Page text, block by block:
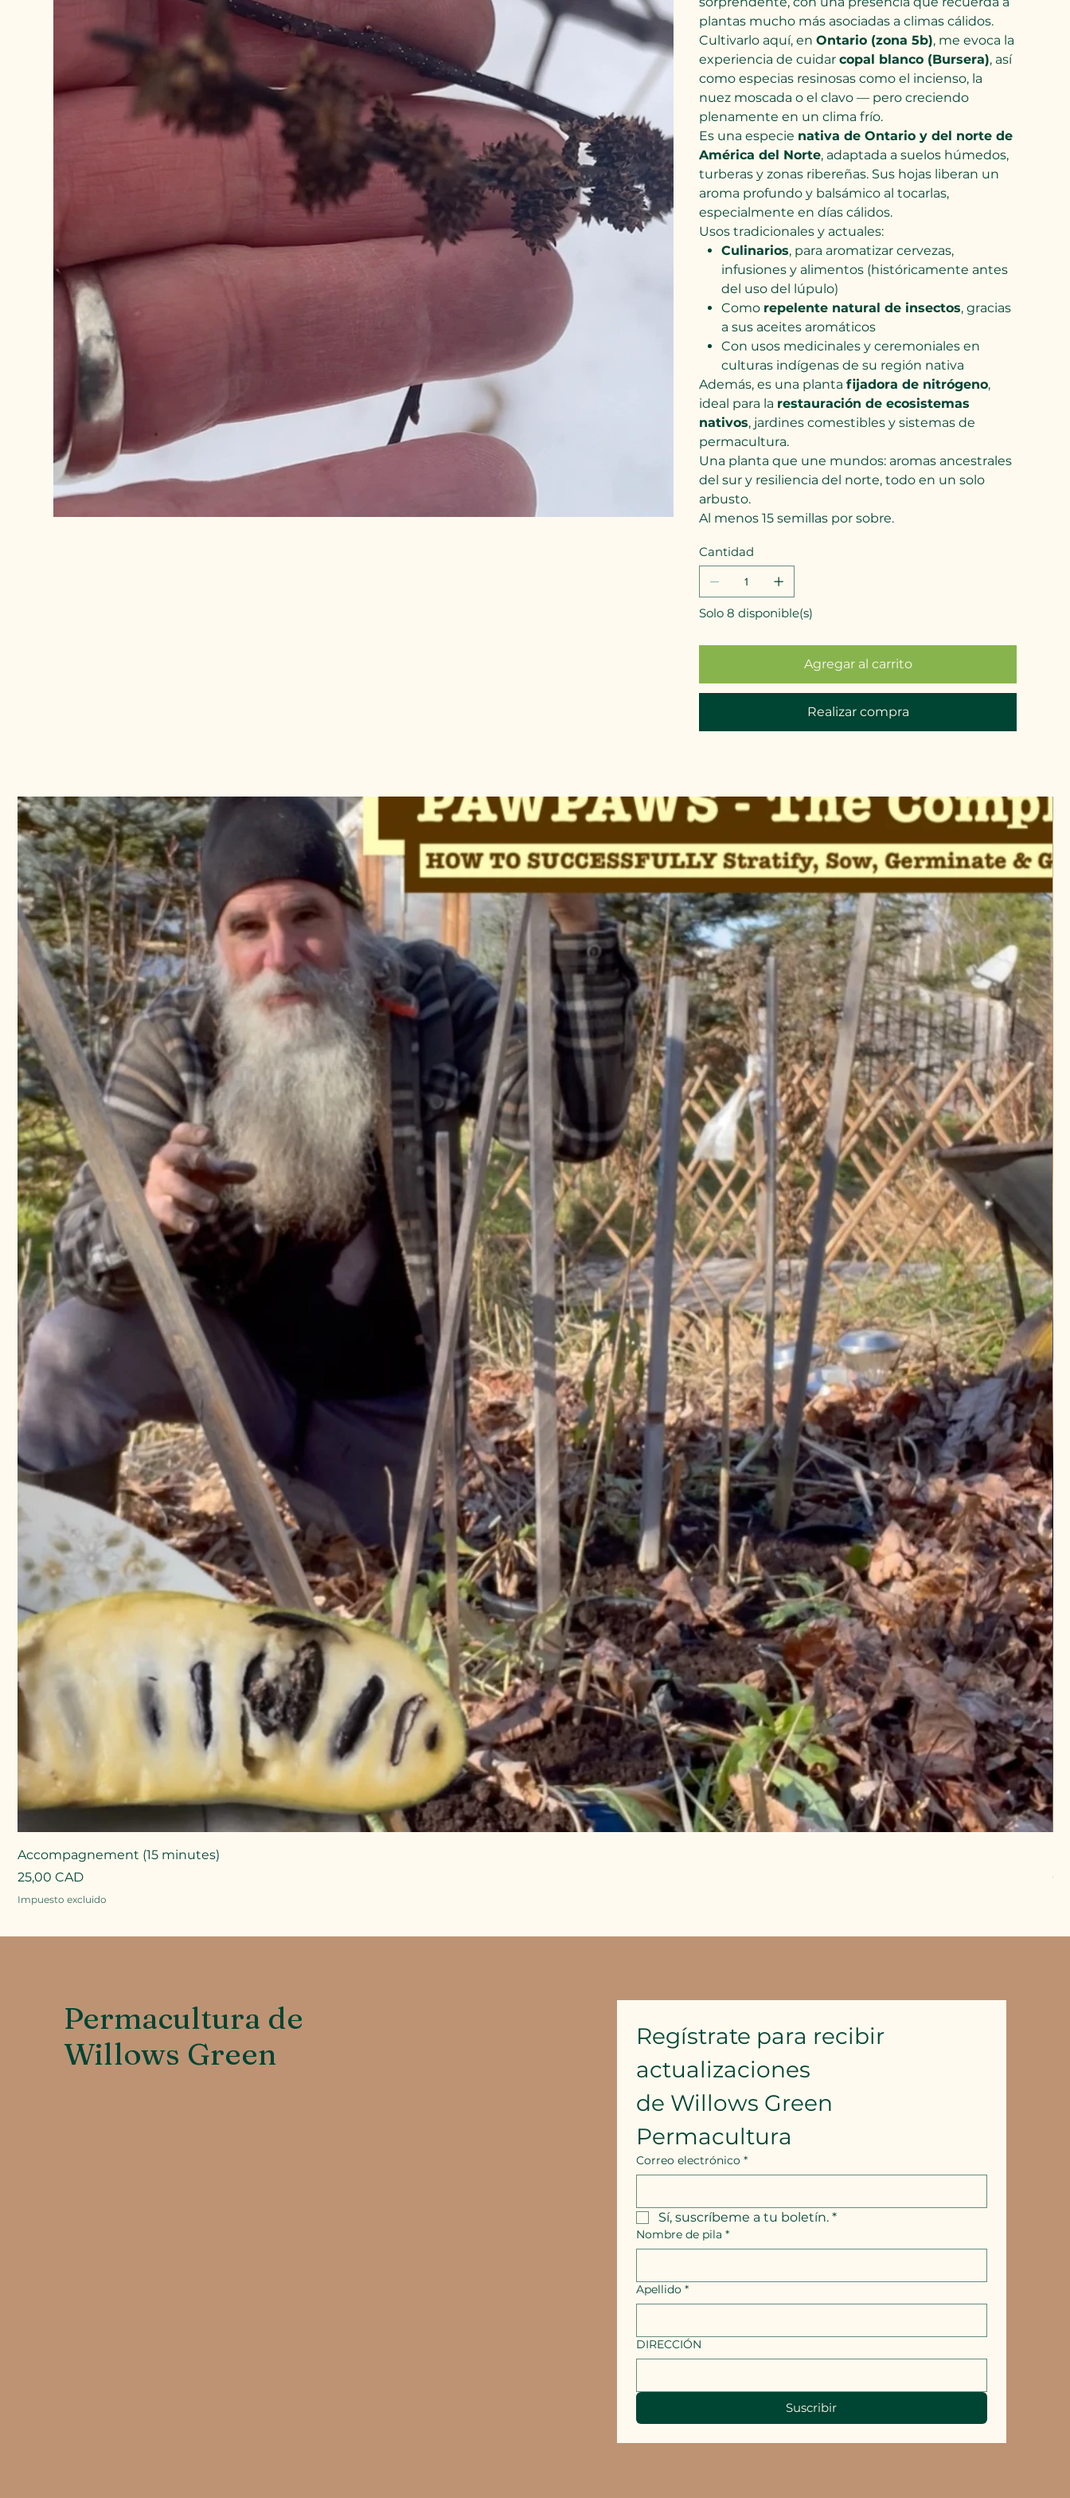
plantas mucho más asociadas a climas cálidos.
Cultivarlo aquí, en Ontario (zona 5b), me evoca la
experiencia de cuidar copal blanco (Bursera), así
como especias resinosas como el incienso, la
nuez moscada o el clavo — pero creciendo
plenamente en un clima frío.
Es una especie nativa de Ontario y del norte de
América del Norte, adaptada a suelos húmedos,
turberas y zonas ribereñas. Sus hojas liberan un
aroma profundo y balsámico al tocarlas,
especialmente en días cálidos.
Usos tradicionales y actuales:
Culinarios, para aromatizar cervezas,
infusiones y alimentos (históricamente antes
del uso del lúpulo)
Como repelente natural de insectos, gracias
a sus aceites aromáticos
Con usos medicinales y ceremoniales en
culturas indígenas de su región nativa
Además, es una planta fijadora de nitrógeno,
ideal para la restauración de ecosistemas
nativos, jardines comestibles y sistemas de
permacultura.
Una planta que une mundos: aromas ancestrales
del sur y resiliencia del norte, todo en un solo
arbusto.
Al menos 15 semillas por sobre.
Cantidad
Solo 8 disponible(s)
Agregar al carrito
Realizar compra
Accompagnement (15 minutes)
Precio
25,00 CAD
Impuesto excluido
Permacultura de
Willows Green
Regístrate para recibir
actualizaciones
de Willows Green
Permacultura
Correo electrónico *
Sí, suscríbeme a tu boletín. *
Nombre de pila *
Apellido *
DIRECCIÓN
Suscribir